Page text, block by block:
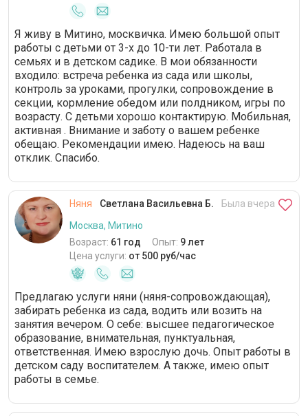
Я живу в Митино, москвичка. Имею большой опыт
работы с детьми от 3-х до 10-ти лет. Работала в
семьях и в детском садике. В мои обязанности
входило: встреча ребенка из сада или школы,
контроль за уроками, прогулки, сопровождение в
секции, кормление обедом или полдником, игры по
возрасту. С детьми хорошо контактирую. Мобильная,
активная . Внимание и заботу о вашем ребенке
обещаю. Рекомендации имею. Надеюсь на ваш
отклик. Спасибо.
Няня Светлана Васильевна Б.
Была вчера
Москва, Митино
Возраст: 61 год Опыт: 9 лет
Цена услуги: от 500 руб/час
Предлагаю услуги няни (няня-сопровождающая),
забирать ребенка из сада, водить или возить на
занятия вечером. О себе: высшее педагогическое
образование, внимательная, пунктуальная,
ответственная. Имею взрослую дочь. Опыт работы в
детском саду воспитателем. А также, имею опыт
работы в семье.